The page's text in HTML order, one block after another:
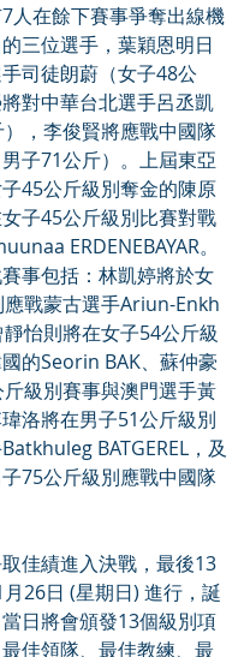
人在餘下賽事爭奪出線機
三位選手，葉穎恩明日
司徒朗蔚（女子48公
對中華台北選手呂丞凱
），李俊賢將應戰中國隊
子71公斤）。上屆東亞
45公斤級別奪金的陳原
子45公斤級別比賽對戰
ERDENEBAYAR。
事包括：林凱婷將於女
戰蒙古選手Ariun-Enkh
靜怡則將在女子54公斤級
的Seorin BAK、蘇仲豪
級別賽事與澳門選手黃
洛將在男子51公斤級別
BATGEREL，及
75公斤級別應戰中國隊
佳績進入決戰，最後13
26日 (星期日) 進行，誕
日將會頒發13個級別項
佳領隊、最佳教練、最